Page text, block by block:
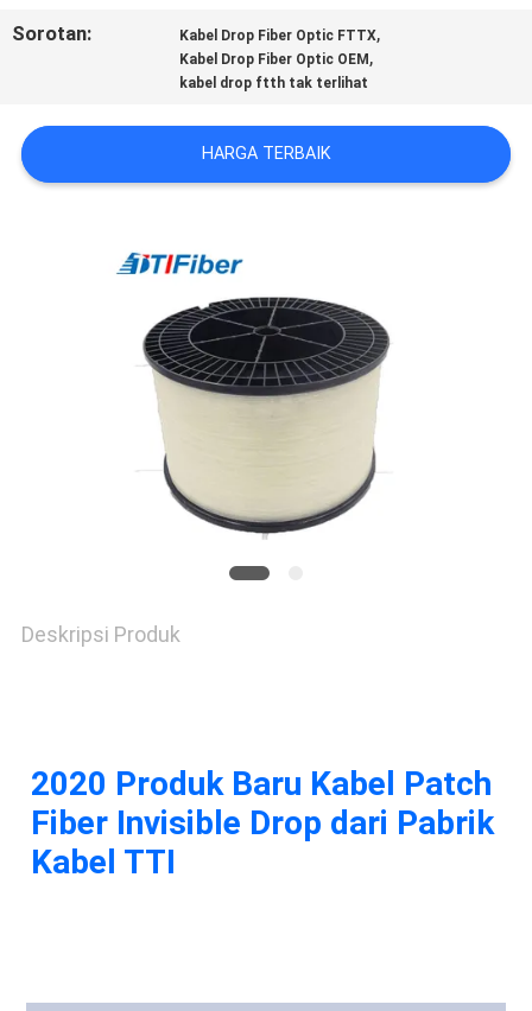
SITEMAP
POLICY
Sorotan: Kabel Drop Fiber Optic FTTX,
Kabel Drop Fiber Optic OEM ,
kabel drop ftth tak terlihat
HARGA TERBAIK
Deskripsi Produk
2020 Produk Baru Kabel Patch
Fiber Invisible Drop dari Pabrik
Kabel TTI